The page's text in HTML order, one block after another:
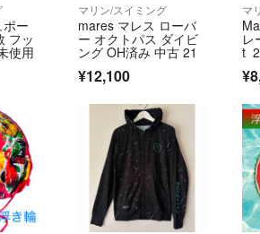
ー
フッ
使用
マリン/スイミング
mares マレス ローバ
ー オクトパス ダイビ
ング OH済み 中古 21
¥12,100
マ
レ
t